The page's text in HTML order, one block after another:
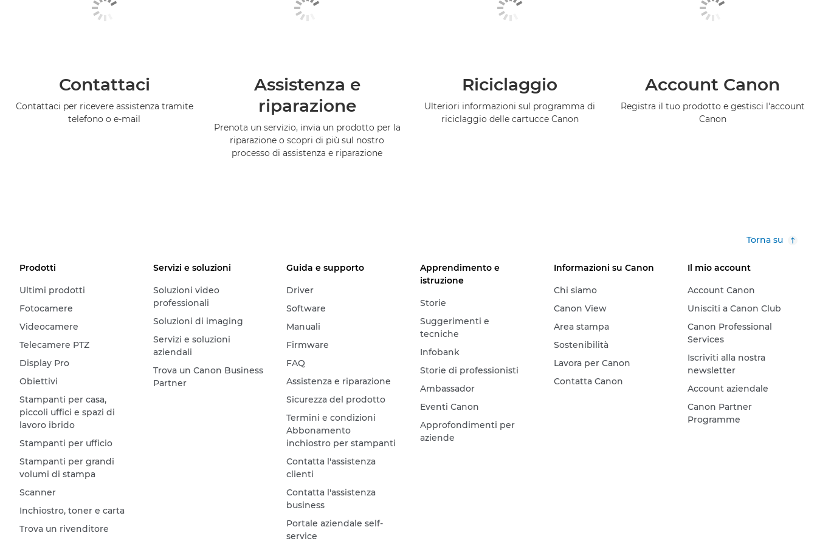
Contattaci
Contattaci per ricevere assistenza tramite
telefono o e-mail
Assistenza e
riparazione
Prenota un servizio, invia un prodotto per la
riparazione o scopri di più sul nostro
processo di assistenza e riparazione
Riciclaggio
Ulteriori informazioni sul programma di
riciclaggio delle cartucce Canon
Account Canon
Registra il tuo prodotto e gestisci l'account
Canon
Torna su
Prodotti
Ultimi prodotti
Fotocamere
Videocamere
Telecamere PTZ
Display Pro
Obiettivi
Stampanti per casa,
piccoli uffici e spazi di
lavoro ibrido
Stampanti per ufficio
Stampanti per grandi
volumi di stampa
Scanner
Inchiostro, toner e carta
Trova un rivenditore
Servizi e soluzioni
Soluzioni video
professionali
Soluzioni di imaging
Servizi e soluzioni
aziendali
Trova un Canon Business
Partner
Guida e supporto
Driver
Software
Manuali
Firmware
FAQ
Assistenza e riparazione
Sicurezza del prodotto
Termini e condizioni
Abbonamento
inchiostro per stampanti
Contatta l'assistenza
clienti
Contatta l'assistenza
business
Portale aziendale self-
service
Apprendimento e
istruzione
Storie
Suggerimenti e
tecniche
Infobank
Storie di professionisti
Ambassador
Eventi Canon
Approfondimenti per
aziende
Informazioni su Canon
Chi siamo
Canon View
Area stampa
Sostenibilità
Lavora per Canon
Contatta Canon
Il mio account
Account Canon
Unisciti a Canon Club
Canon Professional
Services
Iscriviti alla nostra
newsletter
Account aziendale
Canon Partner
Programme